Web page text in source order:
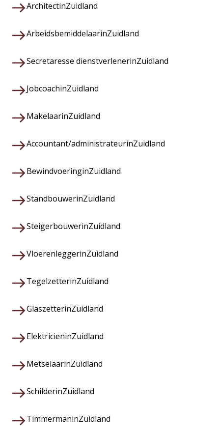
ArchitectinZuidland
ArbeidsbemiddelaarinZuidland
Secretaresse dienstverlenerinZuidland
JobcoachinZuidland
MakelaarinZuidland
Accountant/administrateurinZuidland
BewindvoeringinZuidland
StandbouwerinZuidland
SteigerbouwerinZuidland
VloerenleggerinZuidland
TegelzetterinZuidland
GlaszetterinZuidland
ElektricieninZuidland
MetselaarinZuidland
SchilderinZuidland
TimmermaninZuidland